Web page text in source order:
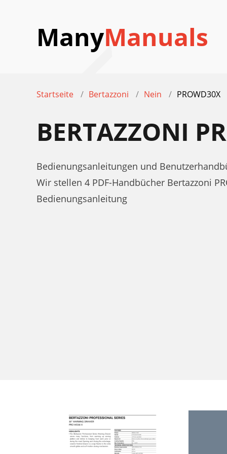
ManyManuals
Startseite Bertazzoni Nein PROWD30X
BERTAZZONI
Bedienungsanleitungen und
Wir stellen 4 PDF-Handbücher Bertazzoni
Bedienungsanleitung